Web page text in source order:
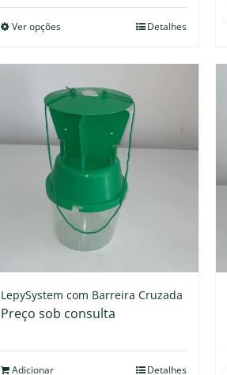
Ver opções Detalhes
LepySystem com Barreira Cruzada
Preço sob consulta
Adicionar Detalhes